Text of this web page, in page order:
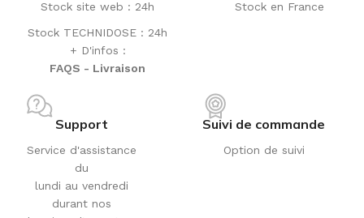
Stock site web : 24h
Stock TECHNIDOSE : 24h
+ D'infos :
FAQS - Livraison
Stock en France
Support
Service d'assistance
du
lundi au vendredi
durant nos
Suivi de commande
Option de suivi